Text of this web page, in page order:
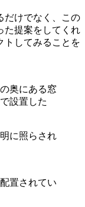
だけでなく、この
た提案をしてくれ
トしてみることを
奥にある窓
設置した
に照らされ
置されてい